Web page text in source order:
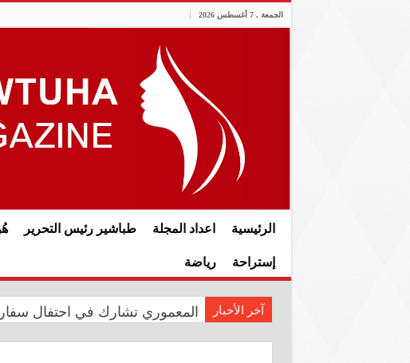
الجمعة , 7 أغسطس 2026
الرئيسية اعداد المجلة طباشير رئيس التحرير
إستراحة رياضة
آخر الأخبار المعموري تشارك في احتفال سفارة